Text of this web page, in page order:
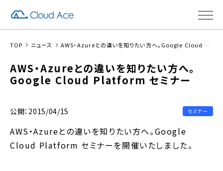
TOP ニュース AWS・Azureとの違いを知りたい方へ。Google Cloud Platform セミナー
AWS・Azureとの違いを知りたい方へ。
Google Cloud Platform セミナー
公開：2015/04/15 セミナー
AWS・Azureとの違いを知りたい方へ。Google
Cloud Platform セミナーを開催いたしました。